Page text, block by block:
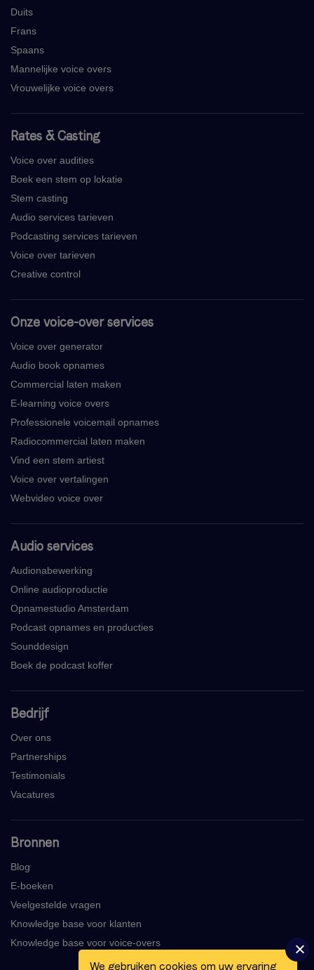
Duits
Frans
Spaans
Mannelijke voice overs
Vrouwelijke voice overs
Rates & Casting
Voice over audities
Boek een stem op lokatie
Stem casting
Audio services tarieven
Podcasting services tarieven
Voice over tarieven
Creative control
Onze voice-over services
Voice over generator
Audio book opnames
Commercial laten maken
E-learning voice overs
Professionele voicemail opnames
Radiocommercial laten maken
Vind een stem artiest
Voice over vertalingen
Webvideo voice over
Audio services
Audionabewerking
Online audioproductie
Opnamestudio Amsterdam
Podcast opnames en producties
Sounddesign
Boek de podcast koffer
Bedrijf
Over ons
Partnerships
Testimonials
Vacatures
Bronnen
Blog
E-boeken
Veelgestelde vragen
Knowledge base voor klanten
Knowledge base voor voice-overs
We gebruiken cookies om uw ervaring